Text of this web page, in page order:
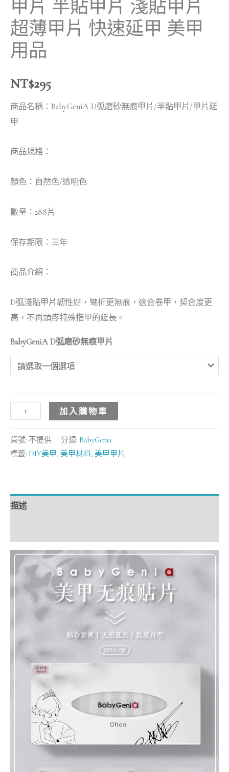
甲片 半貼甲片 淺貼甲片
超薄甲片 快速延甲 美甲
用品
NT$295
商品名稱：BabyGeniA D弧磨砂無痕甲片/半貼甲片/甲片延
甲
商品規格：
顏色：自然色/透明色
數量：288片
保存期限：三年
商品介紹：
D弧淺貼甲片韌性好，彎折更無痕，適合卷甲，契合度更
高，不再頭疼特殊指甲的延長。
BabyGeniA D弧磨砂無痕甲片
數
量
加入購物車
貨號: 不提供 分類: BabyGenia
標籤: DIY美甲, 美甲材料, 美甲甲片
描述